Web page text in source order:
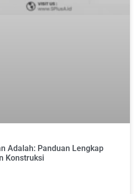
Adalah: Panduan Lengkap
Konstruksi